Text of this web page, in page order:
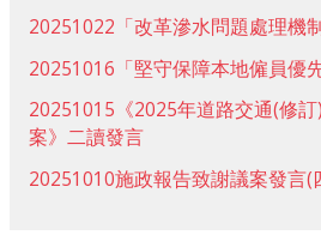
20251022「改革滲水問題處理機
20251016「堅守保障本地僱員優
20251015《2025年道路交通(修
案》二讀發言
20251010施政報告致謝議案發言(